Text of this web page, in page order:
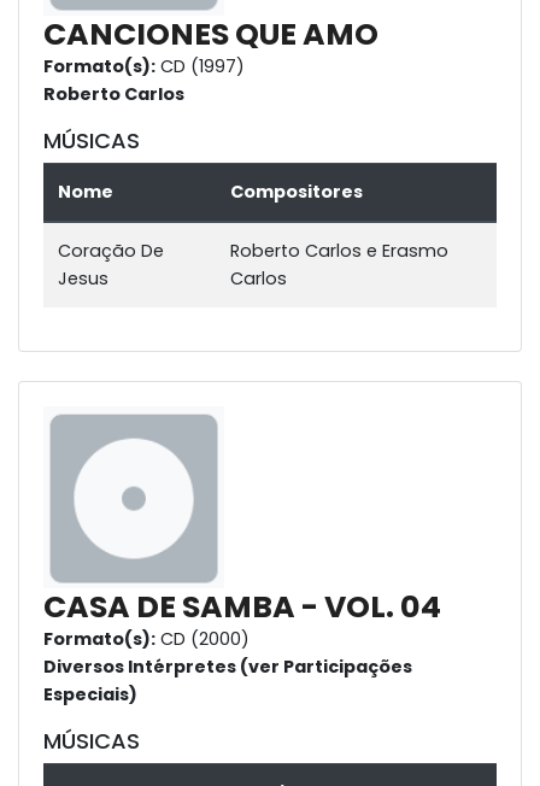
CANCIONES QUE AMO
Formato(s): CD (1997)
Roberto Carlos
MÚSICAS
Nome Compositores
Coração De
Jesus
Roberto Carlos e Erasmo
Carlos
CASA DE SAMBA - VOL. 04
Formato(s): CD (2000)
Diversos Intérpretes (ver Participações
Especiais)
MÚSICAS